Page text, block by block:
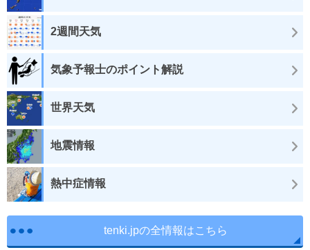
2週間天気
気象予報士のポイント解説
世界天気
地震情報
熱中症情報
tenki.jpの全情報はこちら